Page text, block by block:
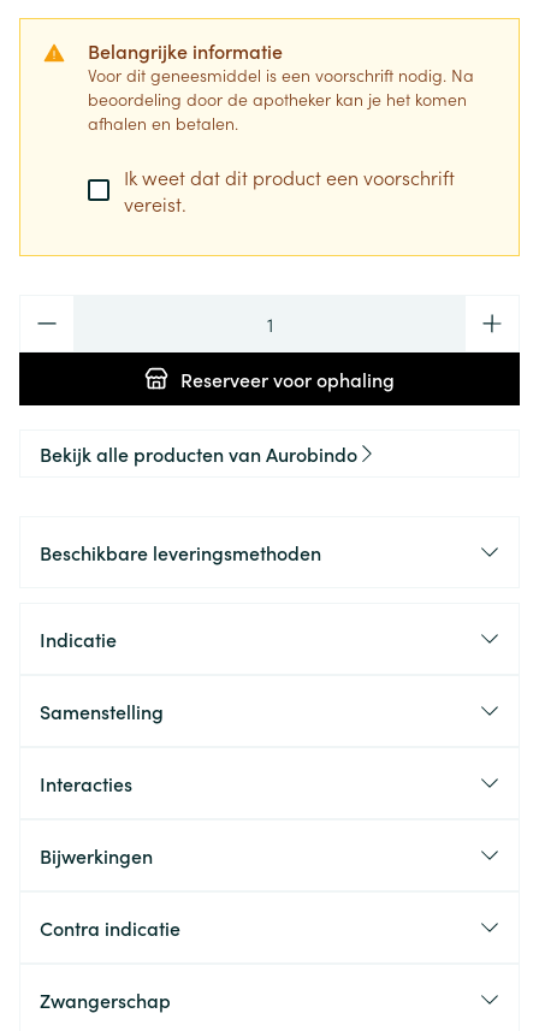
Belangrijke informatie
Voor dit geneesmiddel is een voorschrift nodig. Na
beoordeling door de apotheker kan je het komen
afhalen en betalen.
Ik weet dat dit product een voorschrift
vereist.
Reserveervoor ophaling
Bekijk alle producten van Aurobindo
Beschikbare leveringsmethoden
Indicatie
Samenstelling
Interacties
Bijwerkingen
Contra indicatie
Zwangerschap